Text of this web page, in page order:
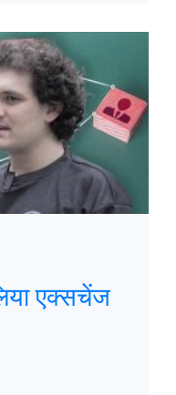
एक्सचेंज